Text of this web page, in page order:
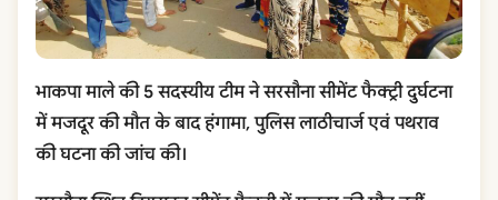
भाकपा माले की 5 सदस्यीय टीम ने सरसौना सीमेंट फैक्ट्री दुर्घटना
में मजदूर की मौत के बाद हंगामा, पुलिस लाठीचार्ज एवं पथराव
की घटना की जांच की।